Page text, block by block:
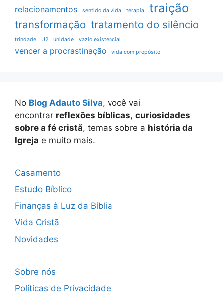
relacionamentos sentido da vida terapia traição
transformação tratamento do silêncio
trindade U2 unidade vazio existencial
vencer a procrastinação vida com propósito
No Blog Adauto Silva, você vai
encontrar reflexões bíblicas, curiosidades
sobre a fé cristã, temas sobre a história da
Igreja e muito mais.
Casamento
Estudo Bíblico
Finanças à Luz da Bíblia
Vida Cristã
Novidades
Sobre nós
Políticas de Privacidade